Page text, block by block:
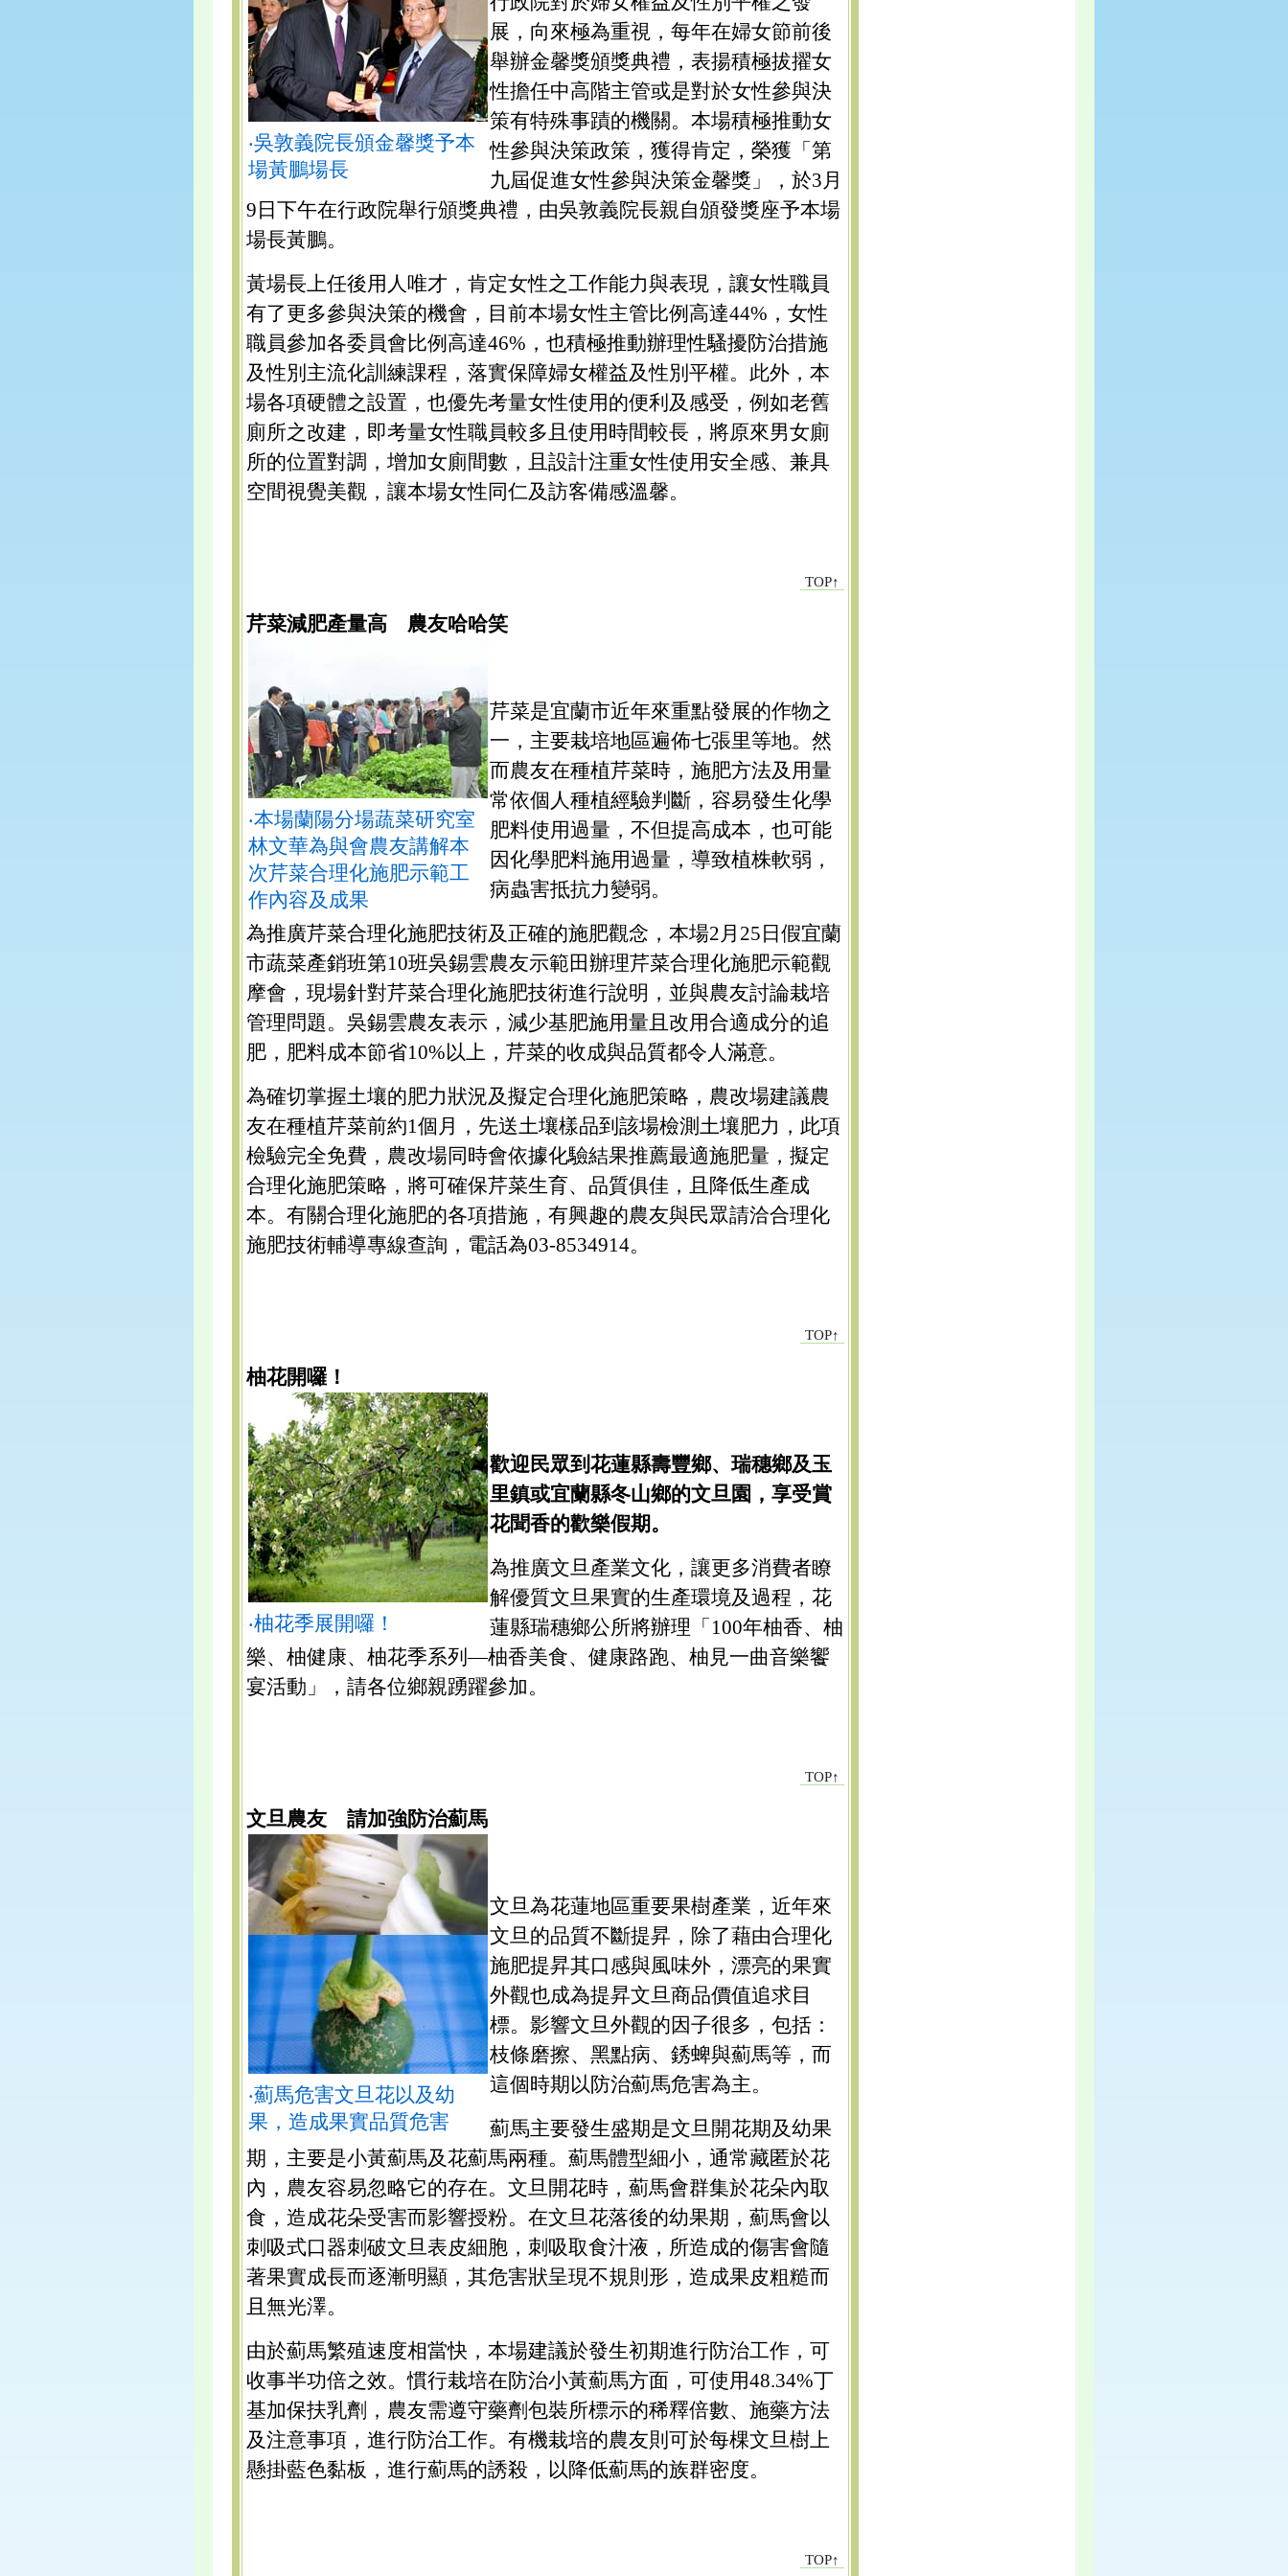
‧吳敦義院長頒金馨獎予本
場黃鵬場長
展，向來極為重視，每年在婦女節前後
舉辦金馨獎頒獎典禮，表揚積極拔擢女
性擔任中高階主管或是對於女性參與決
策有特殊事蹟的機關。本場積極推動女
性參與決策政策，獲得肯定，榮獲「第
九屆促進女性參與決策金馨獎」，於3月
9日下午在行政院舉行頒獎典禮，由吳敦義院長親自頒發獎座予本場
場長黃鵬。
黃場長上任後用人唯才，肯定女性之工作能力與表現，讓女性職員
有了更多參與決策的機會，目前本場女性主管比例高達44%，女性
職員參加各委員會比例高達46%，也積極推動辦理性騷擾防治措施
及性別主流化訓練課程，落實保障婦女權益及性別平權。此外，本
場各項硬體之設置，也優先考量女性使用的便利及感受，例如老舊
廁所之改建，即考量女性職員較多且使用時間較長，將原來男女廁
所的位置對調，增加女廁間數，且設計注重女性使用安全感、兼具
空間視覺美觀，讓本場女性同仁及訪客備感溫馨。
TOP↑
芹菜減肥產量高 農友哈哈笑
‧本場蘭陽分場蔬菜研究室
林文華為與會農友講解本
次芹菜合理化施肥示範工
作內容及成果
芹菜是宜蘭市近年來重點發展的作物之
一，主要栽培地區遍佈七張里等地。然
而農友在種植芹菜時，施肥方法及用量
常依個人種植經驗判斷，容易發生化學
肥料使用過量，不但提高成本，也可能
因化學肥料施用過量，導致植株軟弱，
病蟲害抵抗力變弱。
為推廣芹菜合理化施肥技術及正確的施肥觀念，本場2月25日假宜蘭
市蔬菜產銷班第10班吳錫雲農友示範田辦理芹菜合理化施肥示範觀
摩會，現場針對芹菜合理化施肥技術進行說明，並與農友討論栽培
管理問題。吳錫雲農友表示，減少基肥施用量且改用合適成分的追
肥，肥料成本節省10%以上，芹菜的收成與品質都令人滿意。
為確切掌握土壤的肥力狀況及擬定合理化施肥策略，農改場建議農
友在種植芹菜前約1個月，先送土壤樣品到該場檢測土壤肥力，此項
檢驗完全免費，農改場同時會依據化驗結果推薦最適施肥量，擬定
合理化施肥策略，將可確保芹菜生育、品質俱佳，且降低生產成
本。有關合理化施肥的各項措施，有興趣的農友與民眾請洽合理化
施肥技術輔導專線查詢，電話為03-8534914。
TOP↑
柚花開囉！
‧柚花季展開囉！
歡迎民眾到花蓮縣壽豐鄉、瑞穗鄉及玉
里鎮或宜蘭縣冬山鄉的文旦園，享受賞
花聞香的歡樂假期。
為推廣文旦產業文化，讓更多消費者瞭
解優質文旦果實的生產環境及過程，花
蓮縣瑞穗鄉公所將辦理「100年柚香、柚
樂、柚健康、柚花季系列—柚香美食、健康路跑、柚見一曲音樂饗
宴活動」，請各位鄉親踴躍參加。
TOP↑
文旦農友 請加強防治薊馬
‧薊馬危害文旦花以及幼
果，造成果實品質危害
文旦為花蓮地區重要果樹產業，近年來
文旦的品質不斷提昇，除了藉由合理化
施肥提昇其口感與風味外，漂亮的果實
外觀也成為提昇文旦商品價值追求目
標。影響文旦外觀的因子很多，包括：
枝條磨擦、黑點病、銹蜱與薊馬等，而
這個時期以防治薊馬危害為主。
薊馬主要發生盛期是文旦開花期及幼果
期，主要是小黃薊馬及花薊馬兩種。薊馬體型細小，通常藏匿於花
內，農友容易忽略它的存在。文旦開花時，薊馬會群集於花朵內取
食，造成花朵受害而影響授粉。在文旦花落後的幼果期，薊馬會以
刺吸式口器刺破文旦表皮細胞，刺吸取食汁液，所造成的傷害會隨
著果實成長而逐漸明顯，其危害狀呈現不規則形，造成果皮粗糙而
且無光澤。
由於薊馬繁殖速度相當快，本場建議於發生初期進行防治工作，可
收事半功倍之效。慣行栽培在防治小黃薊馬方面，可使用48.34%丁
基加保扶乳劑，農友需遵守藥劑包裝所標示的稀釋倍數、施藥方法
及注意事項，進行防治工作。有機栽培的農友則可於每棵文旦樹上
懸掛藍色黏板，進行薊馬的誘殺，以降低薊馬的族群密度。
TOP↑